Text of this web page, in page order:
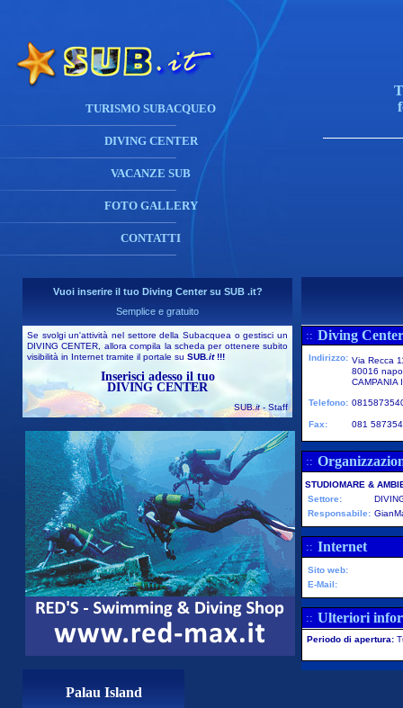
TURISMO SUBACQUEO
DIVING CENTER
VACANZE SUB
FOTO GALLERY
CONTATTI
Vuoi inserire il tuo Diving Center su SUB .it?
Semplice e gratuito
Se svolgi un'attività nel settore della Subacquea o gestisci un
DIVING CENTER, allora compila la scheda per ottenere subito
visibilità in Internet tramite il portale su SUB .it!!!
Inserisci adesso il tuo
DIVING CENTER
SUB.it- Staff
Palau Island
:: Diving
Indirizzo: Via Recca
80016
CAMPANIA
Telefono:
Fax: 081
::
STUDIOMARE &
Settore:
Responsabile:
:: Internet
Sito web:
E-Mail:
:: Ulteriori
Periodo di apertura: